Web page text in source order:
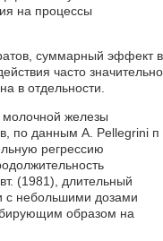
на процессы
суммарный эффект в
часто значительно
в отдельности.
железы
по данным A. Pellegrini п
регрессию
(1981), длительный
с небольшими дозами
образом на